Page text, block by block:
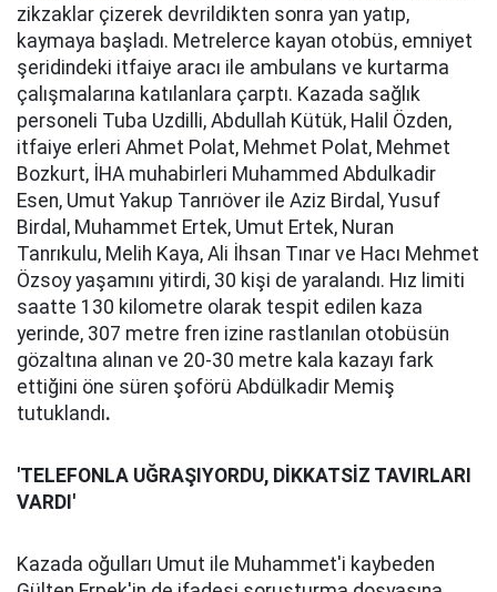
zikzaklar çizerek devrildikten sonra yan yatıp,
kaymaya başladı. Metrelerce kayan otobüs, emniyet
şeridindeki itfaiye aracı ile ambulans ve kurtarma
çalışmalarına katılanlara çarptı. Kazada sağlık
personeli Tuba Uzdilli, Abdullah Kütük, Halil Özden,
itfaiye erleri Ahmet Polat, Mehmet Polat, Mehmet
Bozkurt, İHA muhabirleri Muhammed Abdulkadir
Esen, Umut Yakup Tanrıöver ile Aziz Birdal, Yusuf
Birdal, Muhammet Ertek, Umut Ertek, Nuran
Tanrıkulu, Melih Kaya, Ali İhsan Tınar ve Hacı Mehmet
Özsoy yaşamını yitirdi, 30 kişi de yaralandı. Hız limiti
saatte 130 kilometre olarak tespit edilen kaza
yerinde, 307 metre fren izine rastlanılan otobüsün
gözaltına alınan ve 20-30 metre kala kazayı fark
ettiğini öne süren şoförü Abdülkadir Memiş
tutuklandı.
'TELEFONLA UĞRAŞIYORDU, DİKKATSİZ TAVIRLARI
VARDI'
Kazada oğulları Umut ile Muhammet'i kaybeden